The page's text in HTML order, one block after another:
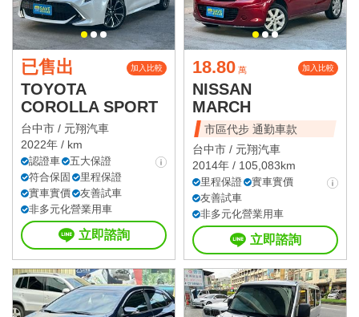
已售出 加入比較
TOYOTA
COROLLA SPORT
台中市 / 元翔汽車
2022年 / km
認證車
五大保證
符合保固
里程保證
實車實價
友善試車
非多元化營業用車
立即諮詢
18.80 萬 加入比較
NISSAN
MARCH
市區代步 通勤車款
台中市 / 元翔汽車
2014年 / 105,083km
里程保證
實車實價
友善試車
非多元化營業用車
立即諮詢